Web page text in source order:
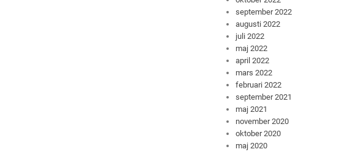
september 2022
augusti 2022
juli 2022
maj 2022
april 2022
mars 2022
februari 2022
september 2021
maj 2021
november 2020
oktober 2020
maj 2020